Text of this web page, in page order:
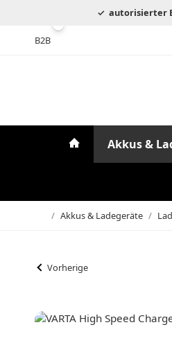
autorisierter
B2B
Akkus &
/ Akkus & Ladegeräte /
Vorherige